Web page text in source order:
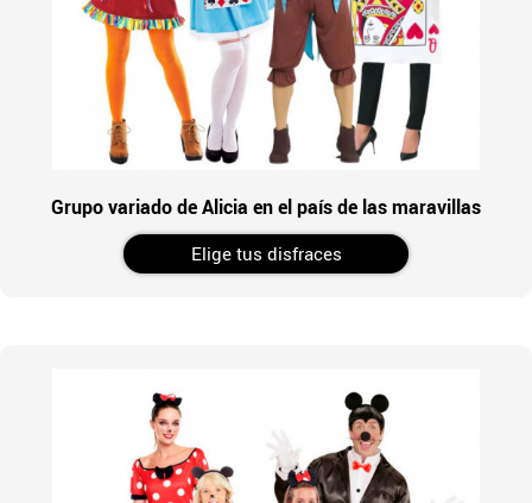
Grupo variado de Alicia en el país de las maravillas
Elige tus disfraces